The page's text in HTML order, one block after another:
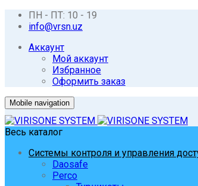
ПН - ПТ: 10 - 19
info@vrsn.uz
Аккаунт
Мой аккаунт
Избранное
Оформить заказ
Mobile navigation
Весь каталог
Системы контроля и управления
Daosafe
Perco